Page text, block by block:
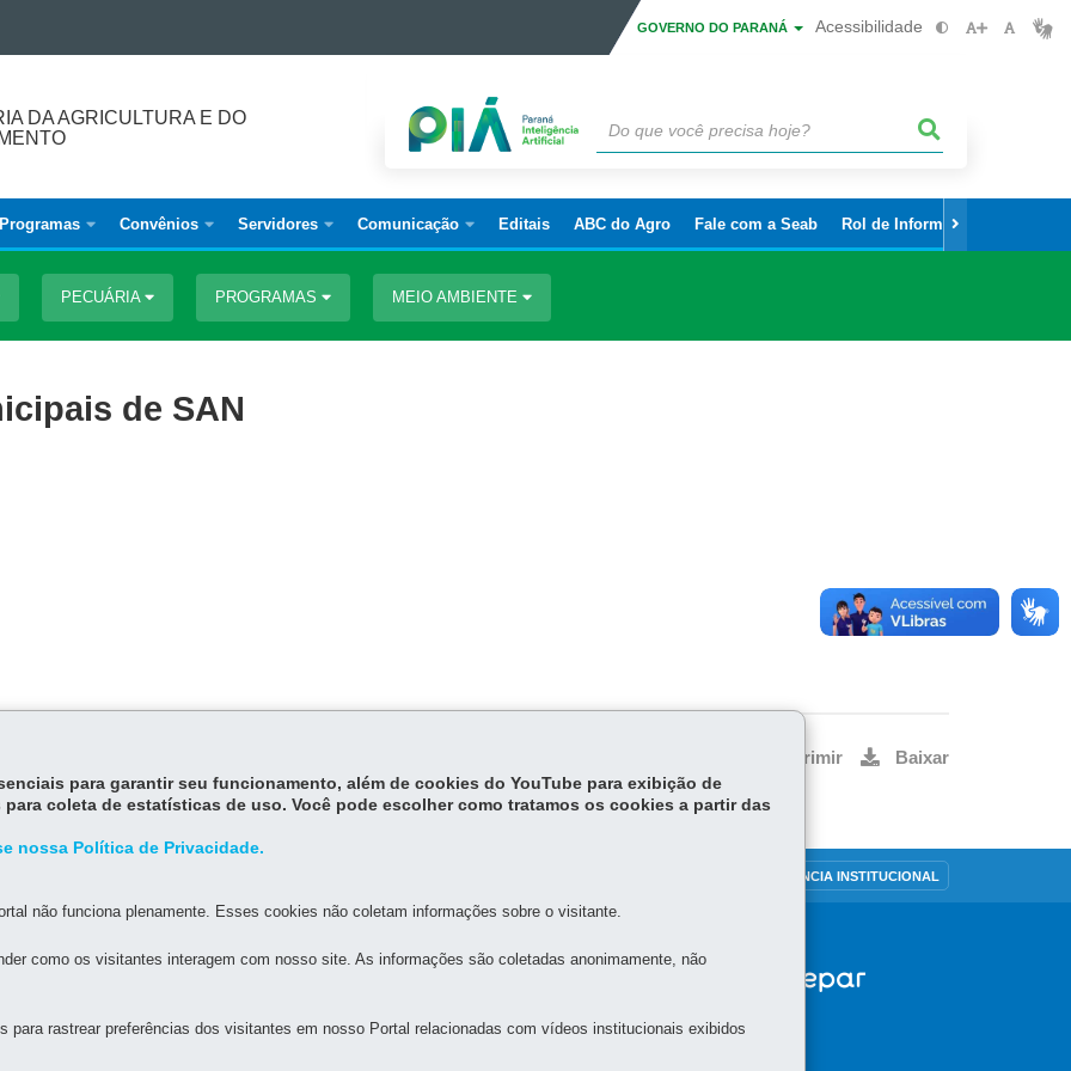
GOVERNO DO PARANÁ Acessibilidade
DA AGRICULTURA E DO
Programas Convênios Servidores Comunicação Editais ABC do Agro Fale com a Seab Rol de Informações Sigilosas
PECUÁRIA PROGRAMAS MEIO AMBIENTE
de SAN
Imprimir Baixar
TRANSPARÊNCIA INSTITUCIONAL
E DO ABASTECIMENTO
para garantir seu funcionamento, além de cookies do YouTube para exibição de
coleta de estatísticas de uso. Você pode escolher como tratamos os cookies a partir das
nossa Política de Privacidade.
não funciona plenamente. Esses cookies não coletam informações sobre o visitante.
como os visitantes interagem com nosso site. As informações são coletadas anonimamente, não
para rastrear preferências dos visitantes em nosso Portal relacionadas com vídeos institucionais exibidos